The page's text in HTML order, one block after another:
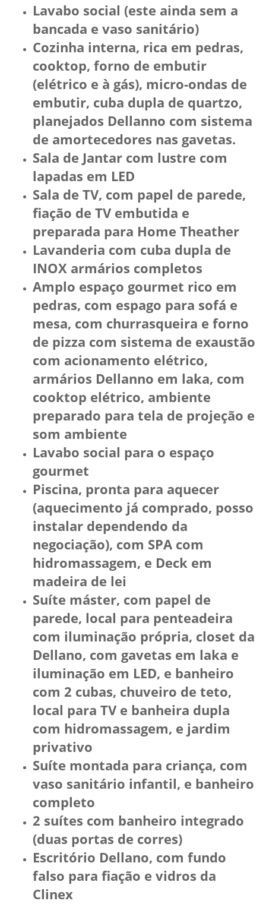
Lavabo social (este ainda sem a
bancada e vaso sanitário)
Cozinha interna, rica em pedras,
cooktop, forno de embutir
(elétrico e à gás), micro-ondas de
embutir, cuba dupla de quartzo,
planejados Dellanno com sistema
de amortecedores nas gavetas.
Sala de Jantar com lustre com
lapadas em LED
Sala de TV, com papel de parede,
fiação de TV embutida e
preparada para Home Theather
Lavanderia com cuba dupla de
INOX armários completos
Amplo espaço gourmet rico em
pedras, com espago para sofá e
mesa, com churrasqueira e forno
de pizza com sistema de exaustão
com acionamento elétrico,
armários Dellanno em laka, com
cooktop elétrico, ambiente
preparado para tela de projeção e
som ambiente
Lavabo social para o espaço
gourmet
Piscina, pronta para aquecer
(aquecimento já comprado, posso
instalar dependendo da
negociação), com SPA com
hidromassagem, e Deck em
madeira de lei
Suíte máster, com papel de
parede, local para penteadeira
com iluminação própria, closet da
Dellano, com gavetas em laka e
iluminação em LED, e banheiro
com 2 cubas, chuveiro de teto,
local para TV e banheira dupla
com hidromassagem, e jardim
privativo
Suíte montada para criança, com
vaso sanitário infantil, e banheiro
completo
2 suítes com banheiro integrado
(duas portas de corres)
Escritório Dellano, com fundo
falso para fiação e vidros da
Clinex